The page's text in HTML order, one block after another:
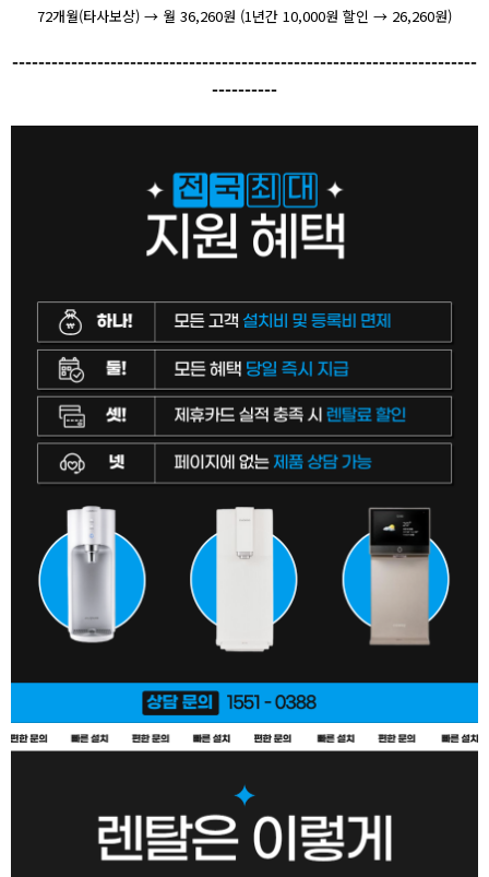
72개월(타사보상) → 월 36,260원 (1년간 10,000원 할인 → 26,260원)
-----------------------------------------------------------------------
----------